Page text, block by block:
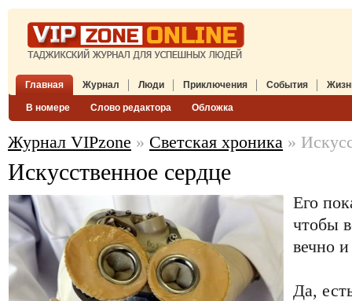
Главная Журнал
В номере Слово редактора Обложка
Люди Приключения События
Журнал VIPzone » Светская хроника »
Искусственное сердце
Его
чтобы
вечно
Да,